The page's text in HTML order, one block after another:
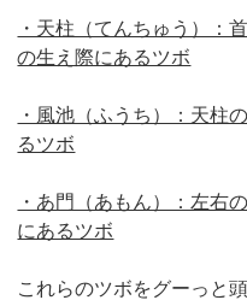
・天柱（てんちゅう）：
の生え際にあるツボ
・風池（ふうち）：天柱
るツボ
・あ門（あもん）：左右
にあるツボ
これらのツボをグーっと